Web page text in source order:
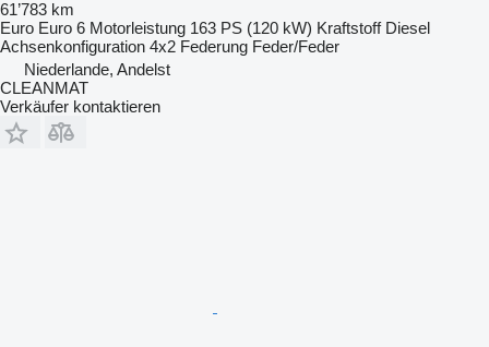
61’783 km
Euro Euro 6 Motorleistung 163 PS (120 kW) Kraftstoff Diesel
Achsenkonfiguration 4x2 Federung Feder/Feder
Niederlande, Andelst
CLEANMAT
Verkäufer kontaktieren